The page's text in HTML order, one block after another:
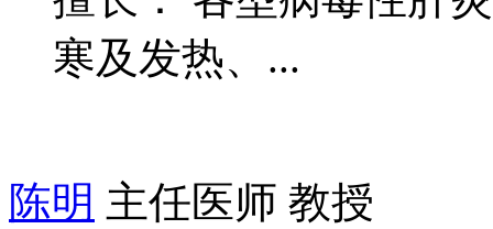
寒及发热、...
陈明 主任医师 教授